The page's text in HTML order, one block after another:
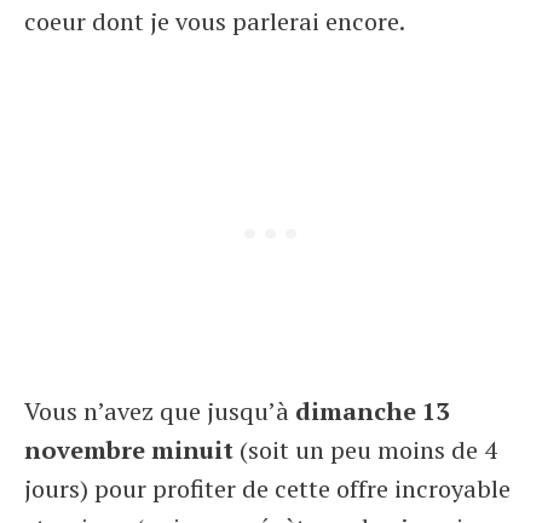
coeur dont je vous parlerai encore.
Vous n’avez que jusqu’à dimanche 13
novembre minuit (soit un peu moins de 4
jours) pour profiter de cette offre incroyable